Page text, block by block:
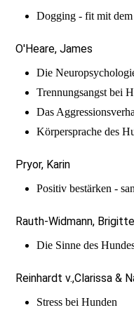
Dogging - fit mit
O'Heare, James
Die
Trennungsangst bei
Das
Körpersprache des
Pryor, Karin
Positiv bestärken -
Rauth-Widmann, Brigitte
Die Sinne des
Reinhardt v.,Clarissa &
Stress bei Hunden